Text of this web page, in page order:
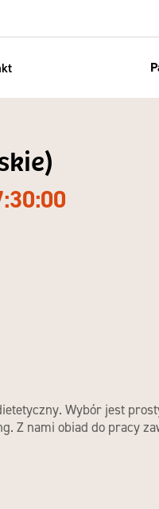
Wybór jest
Z nami obiad do pracy